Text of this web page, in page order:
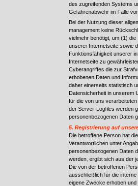
des zugreifenden Systems
Gefahrenabwehr im Falle
Bei der Nutzung dieser
management keine
vielmehr benötigt, um (1)
unserer Internetseite sowie
Funktionsfähigkeit unserer
Internetseite zu
Cyberangriffes die zur
erhobenen Daten und
daher einerseits statistisch
Datensicherheit in unserem
für die von uns
der Server-Logfiles werden
personenbezogenen Daten
5. Registrierung auf
Die betroffene Person hat
Verantwortlichen unter
personenbezogenen Daten
werden, ergibt sich aus der
Die von der betroffenen
ausschließlich für die interne
eigene Zwecke erhoben